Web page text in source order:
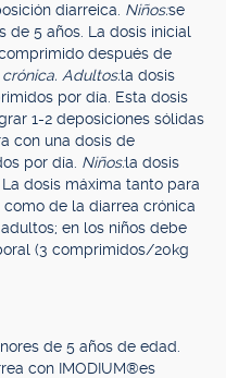
diarreica. Niños:se
de 5 años. La dosis inicial
después de
crónica. Adultos:la dosis
por día. Esta dosis
1-2 deposiciones sólidas
con una dosis de
por día. Niños:la dosis
dosis máxima tanto para
de la diarrea crónica
en los niños debe
(3 comprimidos/20kg
de 5 años de edad.
con IMODIUM®es